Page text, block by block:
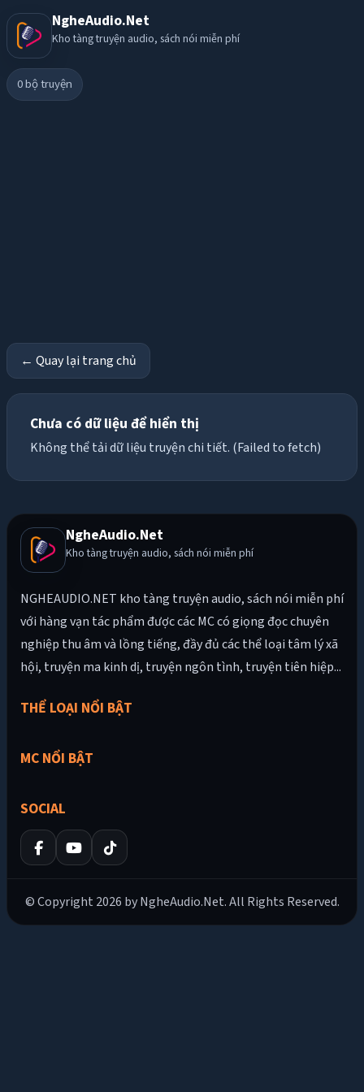
NgheAudio.Net
Kho tàng truyện audio, sách nói miễn phí
0bộ truyện
← Quay lại trang chủ
Chưa có dữ liệu để hiển thị
Không thể tải dữ liệu truyện chi tiết. (Failed to fetch)
NgheAudio.Net
Kho tàng truyện audio, sách nói miễn phí
NGHEAUDIO.NET kho tàng truyện audio, sách nói miễn phí
với hàng vạn tác phẩm được các MC có giọng đọc chuyên
nghiệp thu âm và lồng tiếng, đầy đủ các thể loại tâm lý xã
hội, truyện ma kinh dị, truyện ngôn tình, truyện tiên hiệp...
THỂ LOẠI NỔI BẬT
MC NỔI BẬT
SOCIAL
© Copyright 2026 by NgheAudio.Net. All Rights Reserved.